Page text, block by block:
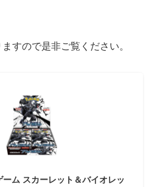
すので是非ご覧ください。
ーム スカーレット＆バイオレッ